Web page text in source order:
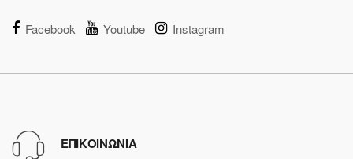
Facebook Youtube Instagram
ΕΠΙΚΟΙΝΩΝΙΑ